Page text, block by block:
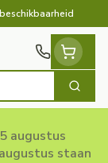
Zoek
augustus
staan